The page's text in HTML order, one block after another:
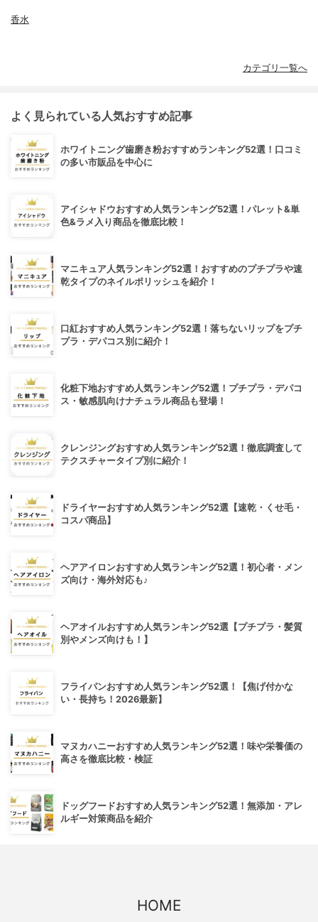
香水
カテゴリ一覧へ
よく見られている人気おすすめ記事
ホワイトニング歯磨き粉おすすめランキング52選！口コミ
の多い市販品を中心に
アイシャドウおすすめ人気ランキング52選！パレット&単
色&ラメ入り商品を徹底比較！
マニキュア人気ランキング52選！おすすめのプチプラや速
乾タイプのネイルポリッシュを紹介！
口紅おすすめ人気ランキング52選！落ちないリップをプチ
プラ・デパコス別に紹介！
化粧下地おすすめ人気ランキング52選！プチプラ・デパコ
ス・敏感肌向けナチュラル商品も登場！
クレンジングおすすめ人気ランキング52選！徹底調査して
テクスチャータイプ別に紹介！
ドライヤーおすすめ人気ランキング52選【速乾・くせ毛・
コスパ商品】
ヘアアイロンおすすめ人気ランキング52選！初心者・メン
ズ向け・海外対応も♪
ヘアオイルおすすめ人気ランキング52選【プチプラ・髪質
別やメンズ向けも！】
フライパンおすすめ人気ランキング52選！【焦げ付かな
い・長持ち！2026最新】
マヌカハニーおすすめ人気ランキング52選！味や栄養価の
高さを徹底比較・検証
ドッグフードおすすめ人気ランキング52選！無添加・アレ
ルギー対策商品を紹介
HOME